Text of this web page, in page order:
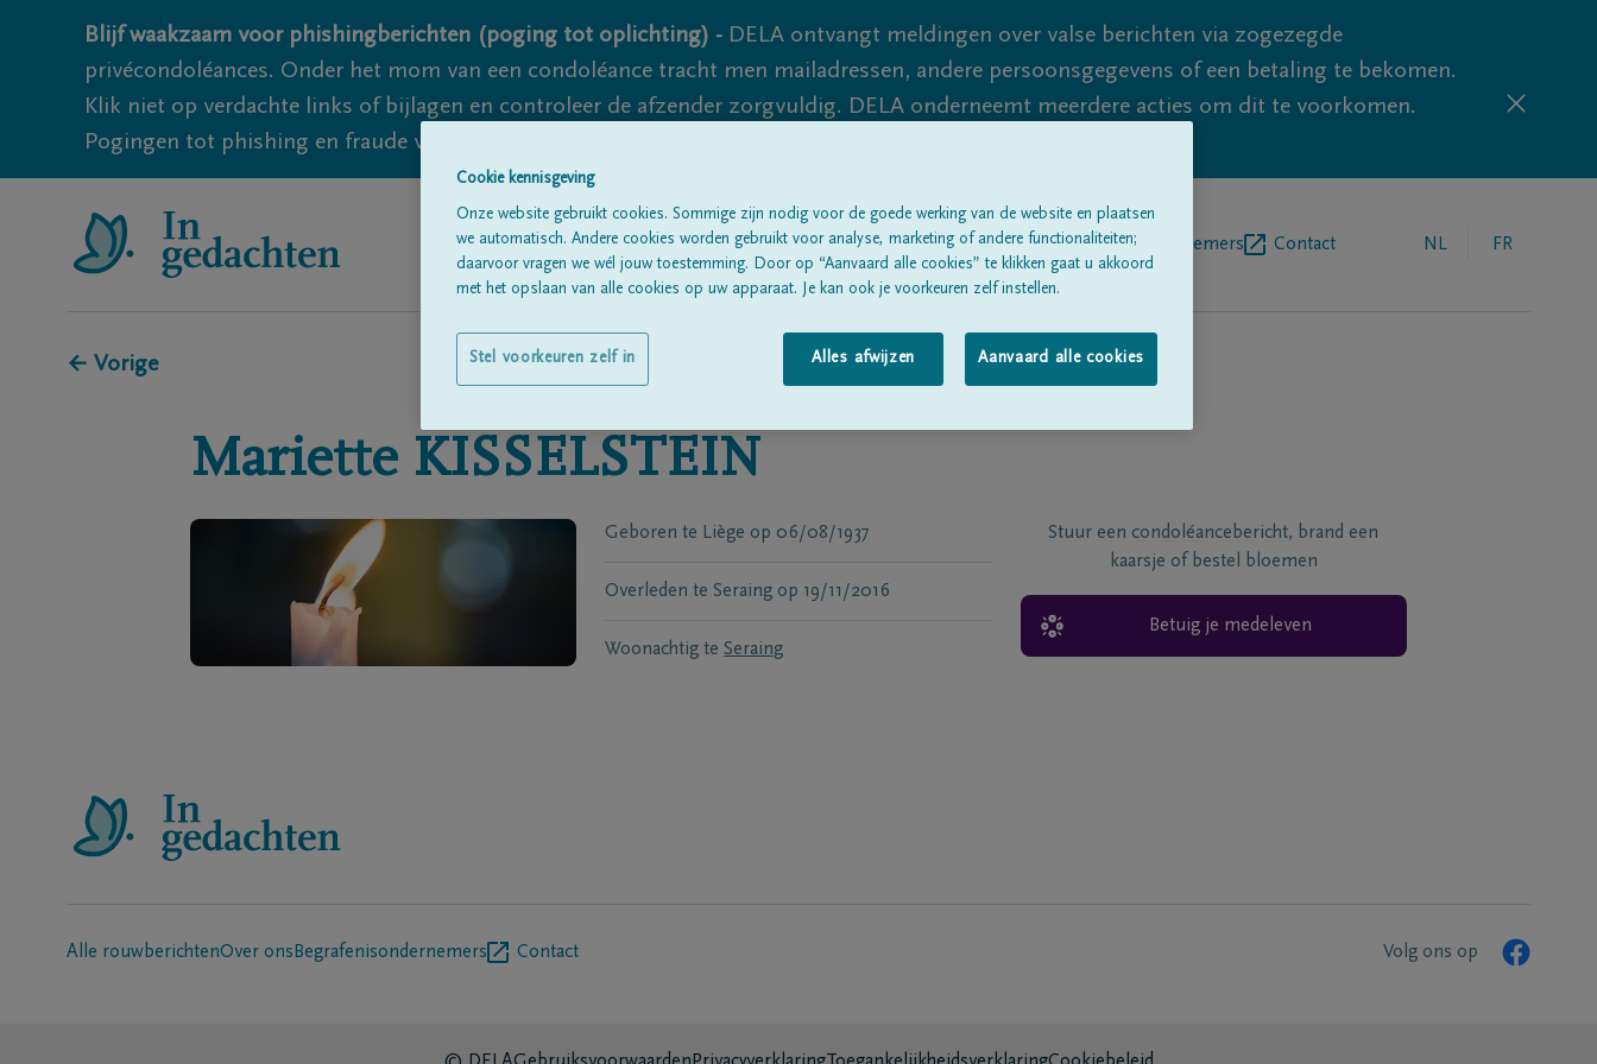
Blijf waakzaam voor phishingberichten (poging tot oplichting) - DELA ontvangt meldingen over valse berichten via zogezegde
privécondoléances. Onder het mom van een condoléance tracht men mailadressen, andere persoonsgegevens of een betaling te bekomen.
Klik niet op verdachte links of bijlagen en controleer de afzender zorgvuldig. DELA onderneemt meerdere acties om dit te voorkomen.
Pogingen tot phishing en fraude vallen echter nooit volledig uit te sluiten, dus blijf waakzaam.
Alle rouwberichten Over onsBegrafenisondernemers Contact NL FR
← Vorige
Mariette KISSELSTEIN
Geboren te Liège op 06/08/1937
Overleden te Seraing op 19/11/2016
Woonachtig te Seraing
Stuur een condoléancebericht, brand een
kaarsje of bestel bloemen
Betuig je medeleven
Alle rouwberichtenOver ons Begrafenisondernemers Contact Volg ons op
Cookie kennisgeving
Onze website gebruikt cookies. Sommige zijn nodig voor de goede werking van de website en plaatsen
we automatisch. Andere cookies worden gebruikt voor analyse, marketing of andere functionaliteiten;
daarvoor vragen we wél jouw toestemming. Door op “Aanvaard alle cookies” te klikken gaat u akkoord
met het opslaan van alle cookies op uw apparaat. Je kan ook je voorkeuren zelf instellen.
Alles afwijzen Aanvaard alle cookies
Stel voorkeuren zelf in